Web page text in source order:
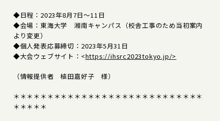
◆日程：2023年8月7日～11日
◆会場：東海大学 湘南キャンパス（校舎工事のため当初案内
より変更）
◆個人発表応募締切：2023年5月31日
◆大会ウェブサイト：<https://ihsrc2023tokyo.jp/>
（情報提供者 植田嘉好子 様）
＊＊＊＊＊＊＊＊＊＊＊＊＊＊＊＊＊＊＊＊＊＊＊＊＊＊＊＊
＊＊＊＊＊